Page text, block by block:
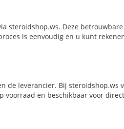
steroidshop.ws. Deze
is eenvoudig en u kunt
de leverancier. Bij steroidshop.ws
en beschikbaar voor